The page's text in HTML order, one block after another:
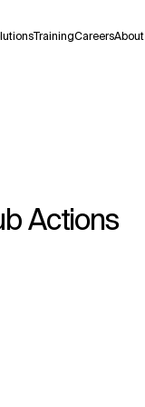
TrainingCareersAbout
Actions